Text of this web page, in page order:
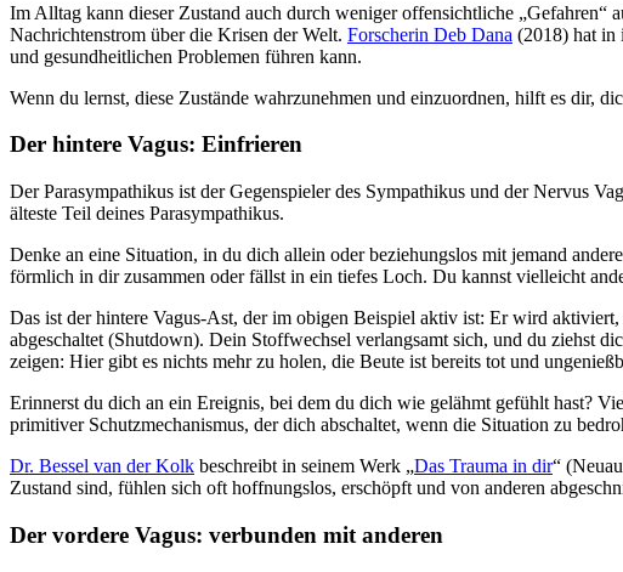
Im Alltag kann dieser Zustand auch durch weniger offensichtliche
Nachrichtenstrom über die Krisen der Welt. Forscherin Deb Dana (2018) hat in
und gesundheitlichen Problemen führen kann.
Wenn du lernst, diese Zustände wahrzunehmen und einzuordnen, hilft es dir,
Der hintere Vagus: Einfrieren
Der Parasympathikus ist der Gegenspieler des Sympathikus und der Nervus
älteste Teil deines Parasympathikus.
Denke an eine Situation, in du dich allein oder beziehungslos mit jemand
förmlich in dir zusammen oder fällst in ein tiefes Loch. Du kannst vielleicht
Das ist der hintere Vagus-Ast, der im obigen Beispiel aktiv ist: Er wird
abgeschaltet (Shutdown). Dein Stoffwechsel verlangsamt sich, und du ziehst
zeigen: Hier gibt es nichts mehr zu holen, die Beute ist bereits tot und
Erinnerst du dich an ein Ereignis, bei dem du dich wie gelähmt gefühlt hast?
primitiver Schutzmechanismus, der dich abschaltet, wenn die Situation zu
Dr. Bessel van der Kolk beschreibt in seinem Werk „Das Trauma in dir“
Zustand sind, fühlen sich oft hoffnungslos, erschöpft und von anderen
Der vordere Vagus: verbunden mit anderen